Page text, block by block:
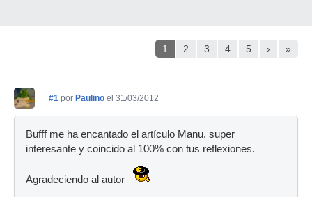
1 2 3 4 5 › »
#1 por Paulino el 31/03/2012
Bufff me ha encantado el artículo Manu, super
interesante y coincido al 100% con tus reflexiones.
Agradeciendo al autor